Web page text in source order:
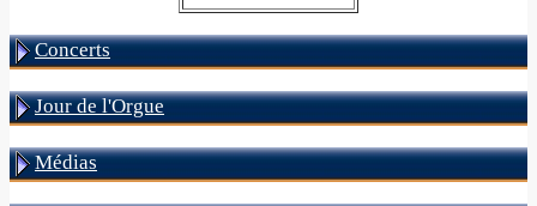
Concerts
Jour de l'Orgue
Médias